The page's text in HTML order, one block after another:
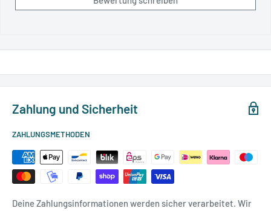
Zahlung und Sicherheit
ZAHLUNGSMETHODEN
Deine Zahlungsinformationen werden sicher verarbeitet. Wir